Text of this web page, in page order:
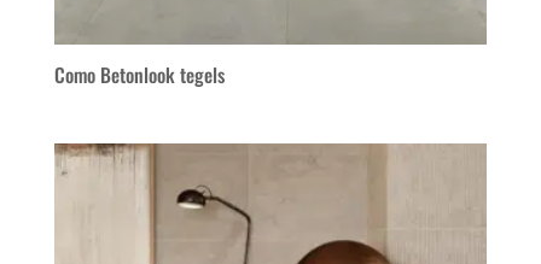
Como Betonlook tegels